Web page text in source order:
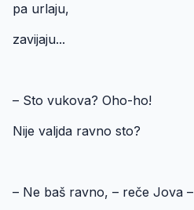
pa urlaju,
zavijaju...
– Sto vukova? Oho-ho!
Nije valjda ravno sto?
– Ne baš ravno, – reče Jova –